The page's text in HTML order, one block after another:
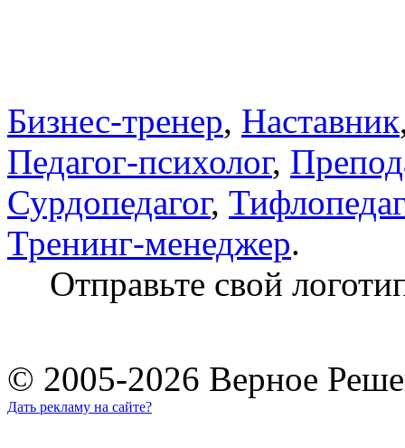
Бизнес-тренер, Наставник
Педагог-психолог,
Сурдопедагог,
Тренинг-менеджер.
Отправьте свой
© 2005-2026 Верное
Дать рекламу на сайте?